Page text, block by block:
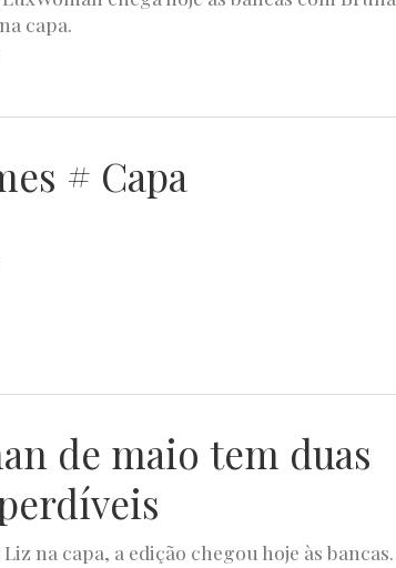
capa.
# Capa
de maio tem duas
na capa, a edição chegou hoje às bancas.